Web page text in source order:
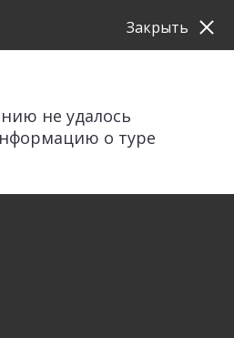
не удалось
о туре
Закрыть